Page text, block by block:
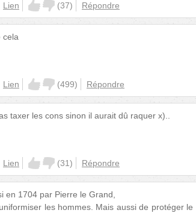
Lien (37) Répondre
cela
Lien (499) Répondre
taxer les cons sinon il aurait dû raquer x)..
Lien (31) Répondre
en 1704 par Pierre le Grand,
les hommes. Mais aussi de protéger le